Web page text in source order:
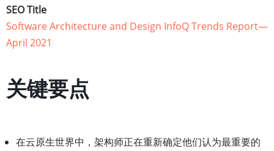
SEO Title
Software Architecture and Design InfoQ Trends Report—
April 2021
关键要点
在云原生世界中，架构师正在重新确定他们认为最重要的